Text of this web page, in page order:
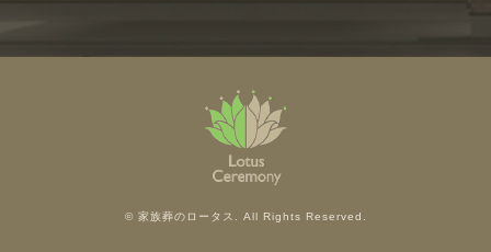
だけない場合、弊社より適切な回答を差し上げら
れない場合がございます。ご了承ください。
＜開示対象個人情報に関するお問い合わせ窓口に
ついて＞© 家族葬のロータス. All Rights Reserved.